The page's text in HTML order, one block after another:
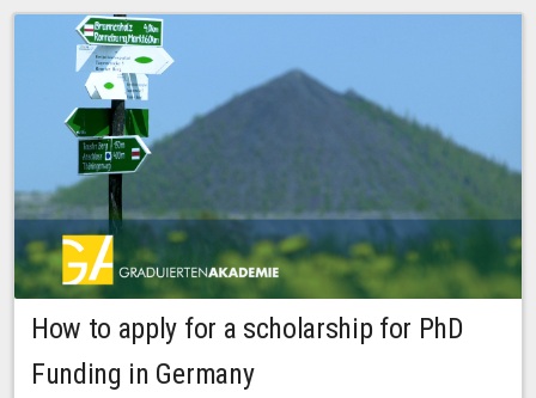
How to apply for a scholarship for PhD
Funding in Germany